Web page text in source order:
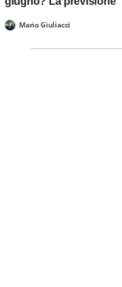
Mario Giuliacci